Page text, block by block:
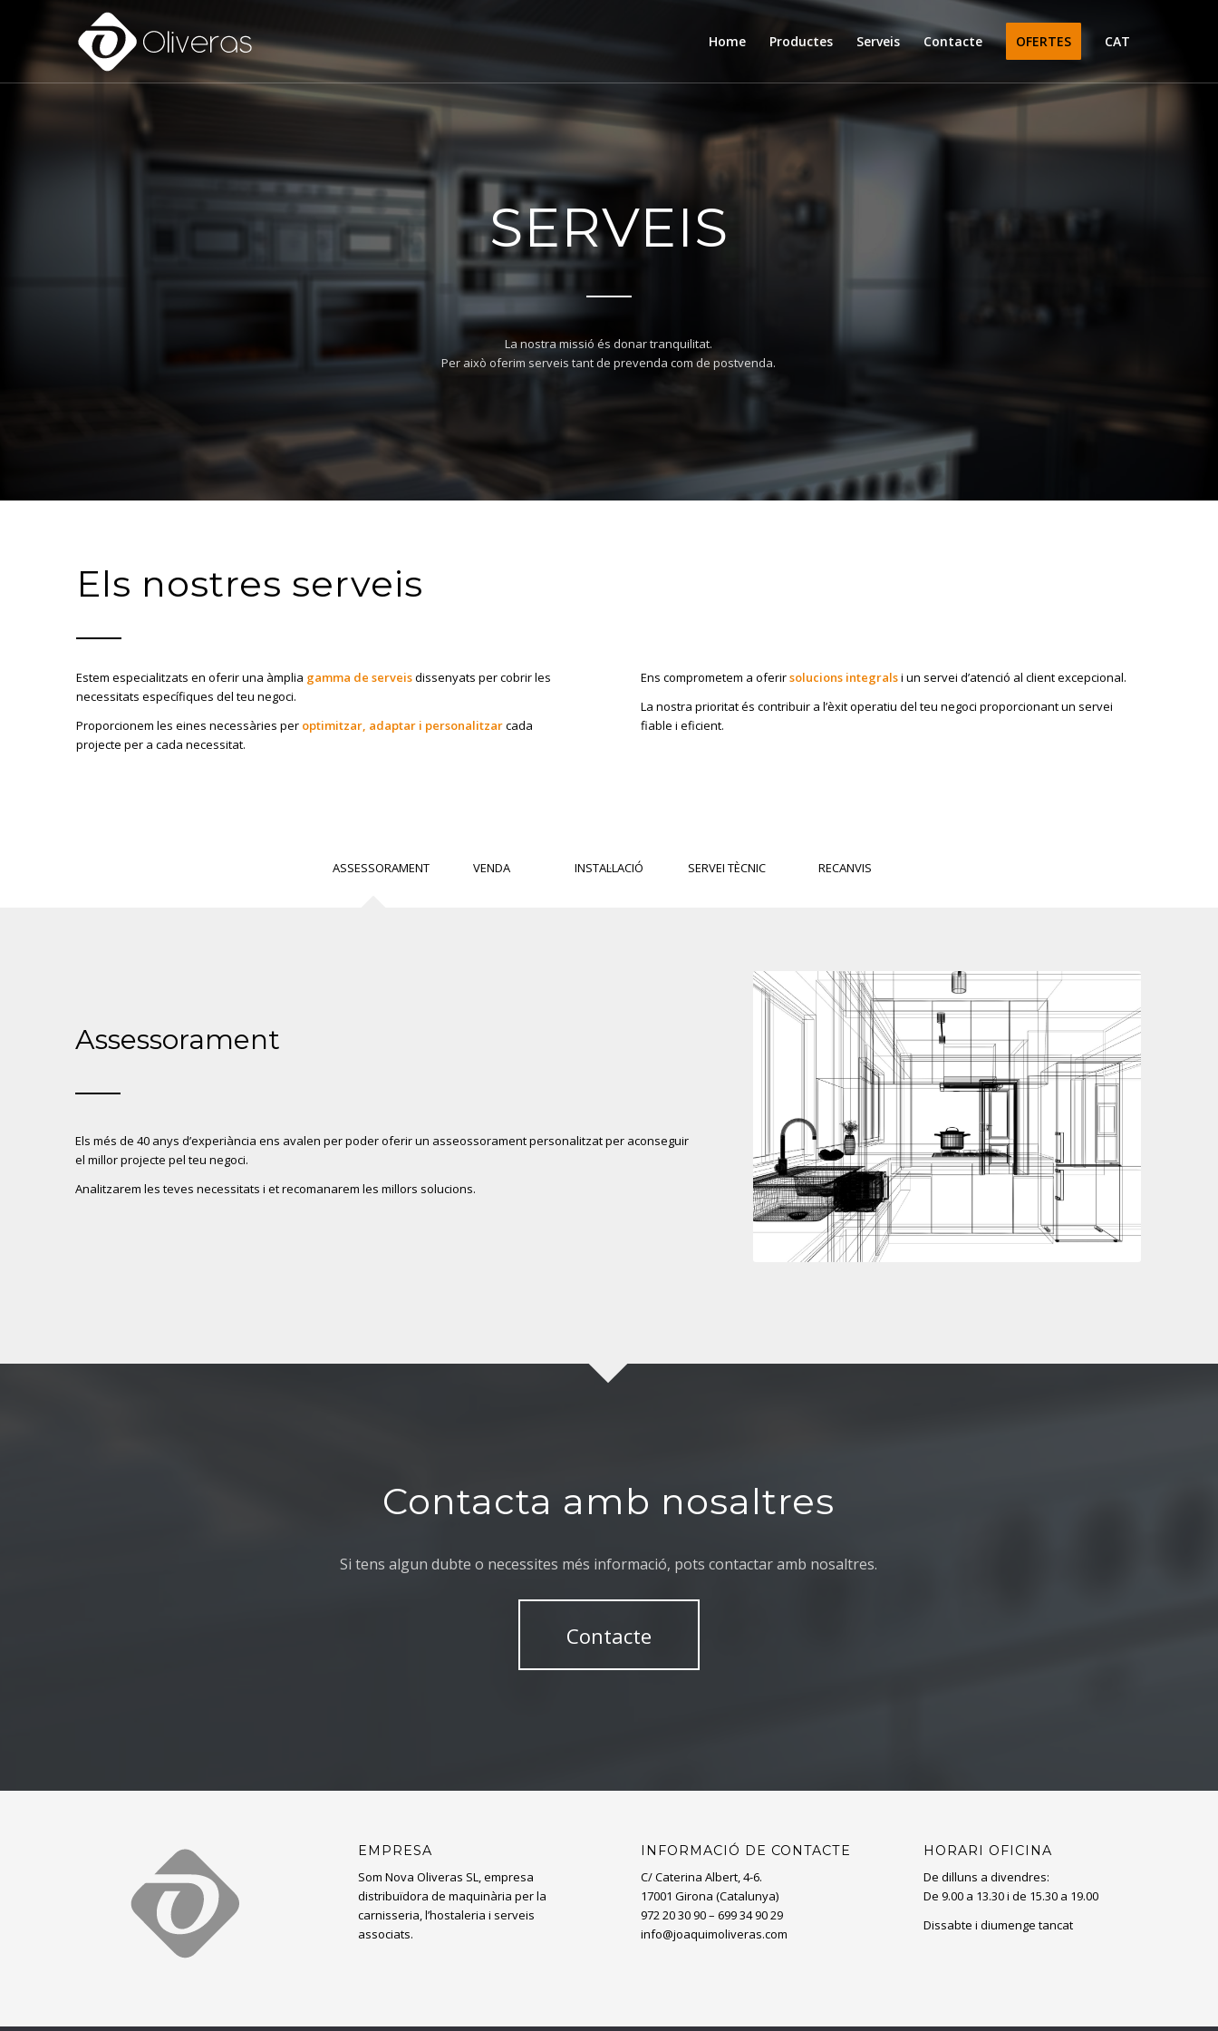
Home Productes Serveis Contacte OFERTES CAT
SERVEIS
La nostra missió és donar tranquilitat.
Per això oferim serveis tant de prevenda com de postvenda.
Els nostres serveis
Estem especialitzats en oferir una àmplia gamma de serveisdissenyats per cobrir les
necessitats específiques del teu negoci.
Proporcionem les eines necessàries per optimitzar, adaptar i personalitzarcada
projecte per a cada necessitat.
Ens comprometem a oferirsolucions integralsi un servei d’atenció al client excepcional.
La nostra prioritat és contribuir a l’èxit operatiu del teu negoci proporcionant un servei
fiable i eficient.
ASSESSORAMENT VENDA INSTAL·LACIÓ SERVEI TÈCNIC RECANVIS
Assessorament
Els més de 40 anys d’experiància ens avalen per poder oferir un asseossorament personalitzat per aconseguir
el millor projecte pel teu negoci.
Analitzarem les teves necessitats i et recomanarem les millors solucions.
Contacta amb nosaltres
Si tens algun dubte o necessites més informació, pots contactar amb nosaltres.
Contacte
EMPRESA
Som Nova Oliveras SL, empresa
distribuïdora de maquinària per la
carnisseria, l’hostaleria i serveis
associats.
INFORMACIÓ DE CONTACTE
C/ Caterina Albert, 4-6.
17001 Girona (Catalunya)
972 20 30 90 – 699 34 90 29
info@joaquimoliveras.com
HORARI OFICINA
De dilluns a divendres:
De 9.00 a 13.30 i de 15.30 a 19.00
Dissabte i diumenge tancat